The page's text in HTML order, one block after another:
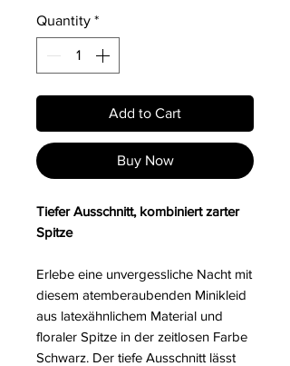
Quantity *
Add to Cart
Buy Now
Tiefer Ausschnitt, kombiniert zarter
Spitze
Erlebe eine unvergessliche Nacht mit
diesem atemberaubenden Minikleid
aus latexähnlichem Material und
floraler Spitze in der zeitlosen Farbe
Schwarz. Der tiefe Ausschnitt lässt